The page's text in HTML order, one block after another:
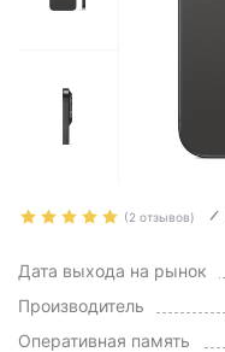
(2 отзывов)
Дата выхода на рынок
Производитель
Оперативная память